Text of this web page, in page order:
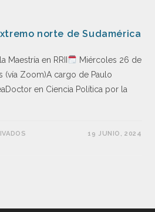
norte de Sudamérica
Maestría en RRII
Miércoles 26 de
(vía Zoom)A cargo de Paulo
en Ciencia Política por la
19 JUNIO, 2024